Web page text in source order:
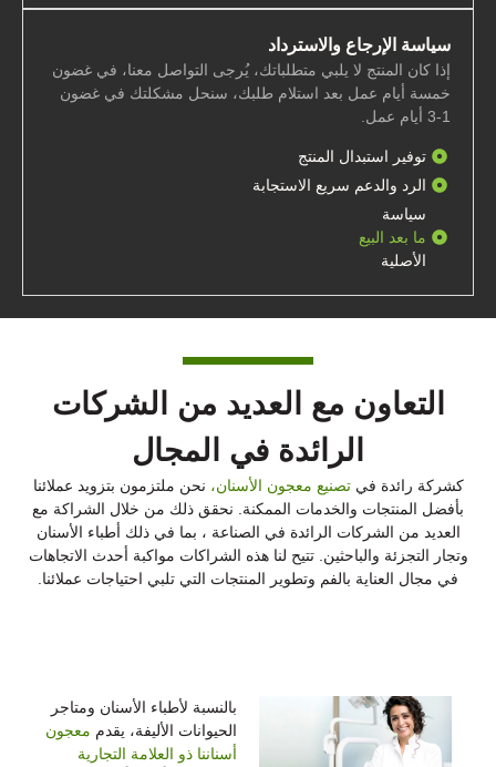
سياسة الإرجاع والاسترداد
إذا كان المنتج لا يلبي متطلباتك، يُرجى التواصل معنا، في غضون
خمسة أيام عمل بعد استلام طلبك، سنحل مشكلتك في غضون
1-3 أيام عمل.
توفير استبدال المنتج
الرد والدعم سريع الاستجابة
سياسة
ما بعد البيع
الأصلية
التعاون مع العديد من الشركات
الرائدة في المجال
كشركة رائدة فيتصنيع معجون الأسنان، نحن ملتزمون بتزويد عملائنا
بأفضل المنتجات والخدمات الممكنة. نحقق ذلك من خلال الشراكة مع
العديد من الشركات الرائدة في الصناعة ، بما في ذلك أطباء الأسنان
وتجار التجزئة والباحثين. تتيح لنا هذه الشراكات مواكبة أحدث الاتجاهات
في مجال العناية بالفم وتطوير المنتجات التي تلبي احتياجات عملائنا.
بالنسبة لأطباء الأسنان ومتاجر
الحيوانات الأليفة، يقدم معجون
أسناننا ذو العلامة التجارية